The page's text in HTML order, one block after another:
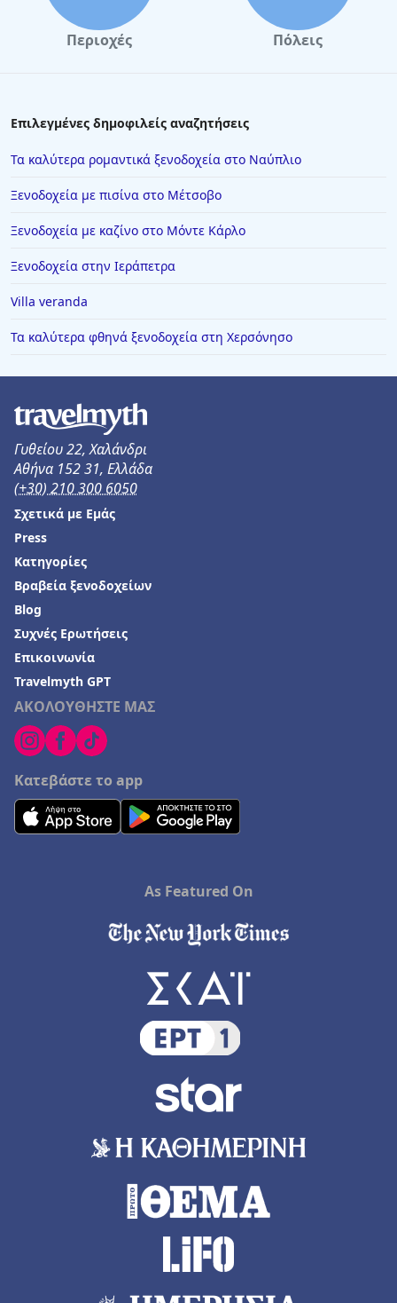
Περιοχές Πόλεις
Επιλεγμένες δημοφιλείς αναζητήσεις
Τα καλύτερα ρομαντικά ξενοδοχεία στο Ναύπλιο
Ξενοδοχεία με πισίνα στο Μέτσοβο
Ξενοδοχεία με καζίνο στο Μόντε Κάρλο
Ξενοδοχεία στην Ιεράπετρα
Villa veranda
Τα καλύτερα φθηνά ξενοδοχεία στη Χερσόνησο
Γυθείου 22, Χαλάνδρι
Αθήνα 152 31, Ελλάδα
(+30) 210 300 6050
ΑΚΟΛΟΥΘΗΣΤΕ ΜΑΣ
Κατεβάστε το app
Σχετικά με Εμάς
Press
Κατηγορίες
Βραβεία ξενοδοχείων
Blog
Συχνές Ερωτήσεις
Επικοινωνία
Travelmyth GPT
As Featured On